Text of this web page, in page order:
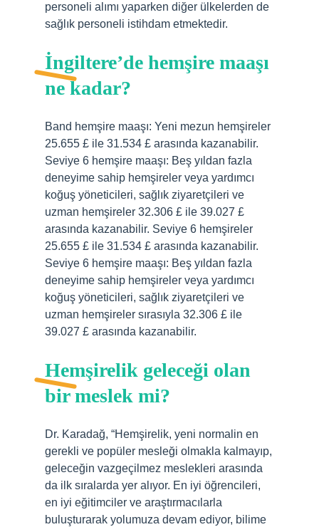
personeli alımı yaparken diğer ülkelerden de
sağlık personeli istihdam etmektedir.
İngiltere’de hemşire maaşı
ne kadar?
Band hemşire maaşı: Yeni mezun hemşireler
25.655 £ ile 31.534 £ arasında kazanabilir.
Seviye 6 hemşire maaşı: Beş yıldan fazla
deneyime sahip hemşireler veya yardımcı
koğuş yöneticileri, sağlık ziyaretçileri ve
uzman hemşireler 32.306 £ ile 39.027 £
arasında kazanabilir. Seviye 6 hemşireler
25.655 £ ile 31.534 £ arasında kazanabilir.
Seviye 6 hemşire maaşı: Beş yıldan fazla
deneyime sahip hemşireler veya yardımcı
koğuş yöneticileri, sağlık ziyaretçileri ve
uzman hemşireler sırasıyla 32.306 £ ile
39.027 £ arasında kazanabilir.
Hemşirelik geleceği olan
bir meslek mi?
Dr. Karadağ, “Hemşirelik, yeni normalin en
gerekli ve popüler mesleği olmakla kalmayıp,
geleceğin vazgeçilmez meslekleri arasında
da ilk sıralarda yer alıyor. En iyi öğrencileri,
en iyi eğitimciler ve araştırmacılarla
buluşturarak yolumuza devam ediyor, bilime